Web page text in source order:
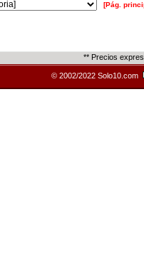
[Pág.
** Precios
© 2002/2022 Solo10.com